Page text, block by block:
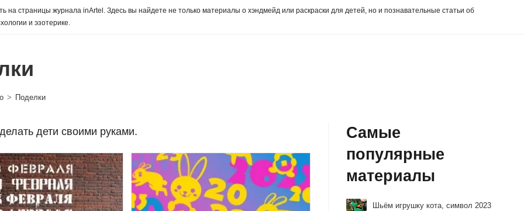
на страницы журнала inArtel. Здесь вы найдете не только материалы о хэндмейд или раскраски для детей, но и познавательные статьи об
и эзотерике.
> Поделки
дети своими руками.
Самые
популярные
материалы
Шьём игрушку кота, символ 2023